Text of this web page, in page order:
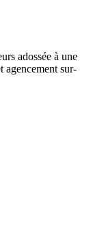
adossée à une
agencement sur-